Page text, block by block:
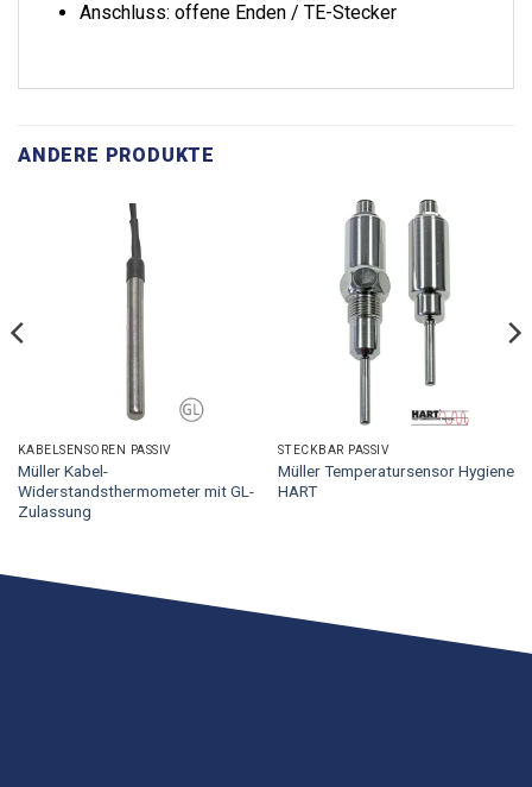
Anschluss: offene Enden / TE-Stecker
ANDERE PRODUKTE
KABELSENSOREN PASSIV
Müller Kabel-
Widerstandsthermometer mit GL-
Zulassung
STECKBAR PASSIV
Müller Temperatursensor Hygiene
HART